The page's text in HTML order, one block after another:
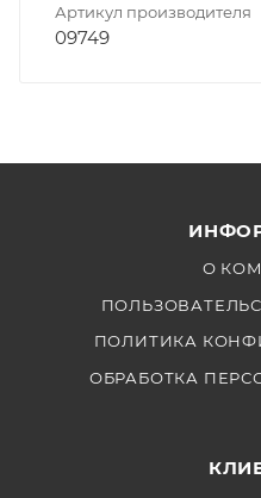
Артикул производителя
09749
О
ПОЛИТИКА
ОБРАБОТКА